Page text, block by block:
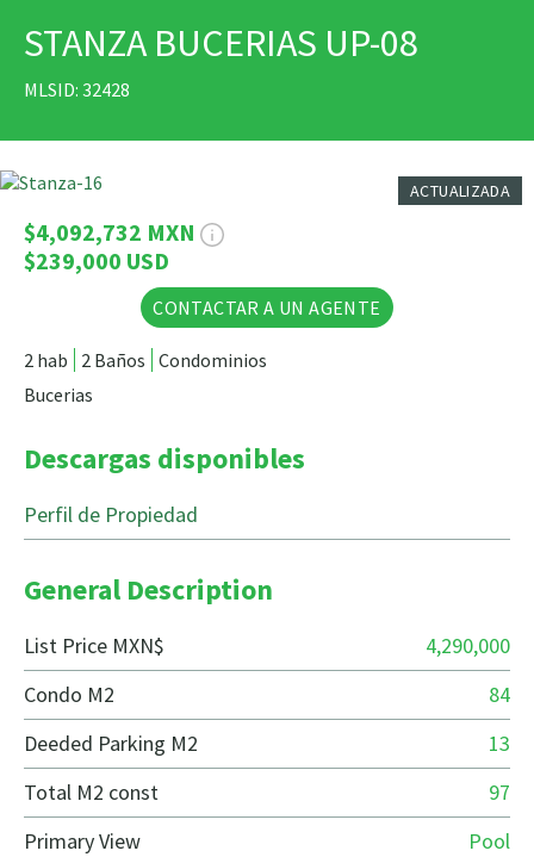
STANZA BUCERIAS UP-08
MLSID: 32428
ACTUALIZADA
24 Fotos
$4,092,732 MXN
$239,000 USD
CONTACTAR A UN AGENTE
2 hab 2 Baños Condominios
Bucerias
Descargas disponibles
Perfil de Propiedad
General Description
List Price MXN$
4,290,000
Condo M2
84
Deeded Parking M2
13
Total M2 const
97
Primary View
Pool
IMPRIMIR